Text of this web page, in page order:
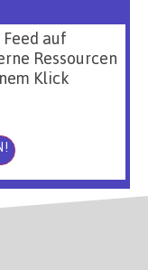
auf
Ressourcen
Klick